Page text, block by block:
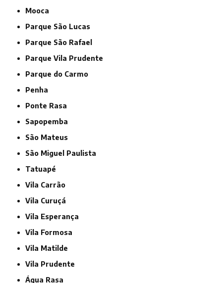
Mooca
Parque São Lucas
Parque São Rafael
Parque Vila Prudente
Parque do Carmo
Penha
Ponte Rasa
Sapopemba
São Mateus
São Miguel Paulista
Tatuapé
Vila Carrão
Vila Curuçá
Vila Esperança
Vila Formosa
Vila Matilde
Vila Prudente
Água Rasa